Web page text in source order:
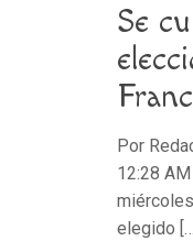
Se
Por
12:28
elegido